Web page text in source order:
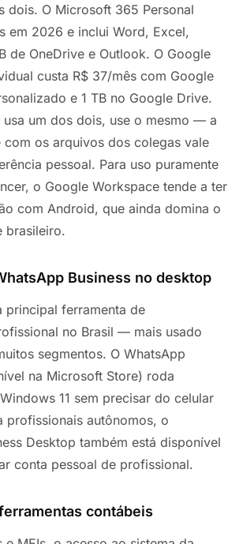
dois. O Microsoft 365 Personal
em 2026 e inclui Word, Excel,
de OneDrive e Outlook. O Google
custa R$ 37/mês com Google
e 1 TB no Google Drive.
usa um dos dois, use o mesmo — a
os arquivos dos colegas vale
pessoal. Para uso puramente
o Google Workspace tende a ter
com Android, que ainda domina o
brasileiro.
Business no desktop
principal ferramenta de
no Brasil — mais usado
segmentos. O WhatsApp
na Microsoft Store) roda
11 sem precisar do celular
profissionais autônomos, o
Desktop também está disponível
conta pessoal de profissional.
contábeis